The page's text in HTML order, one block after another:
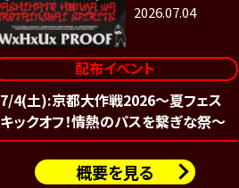
2026.07.04
配布イベント
7/4(土):京都大作戦2026〜夏フェス
キックオフ！情熱のパスを繋ぎな祭〜
概要を見る